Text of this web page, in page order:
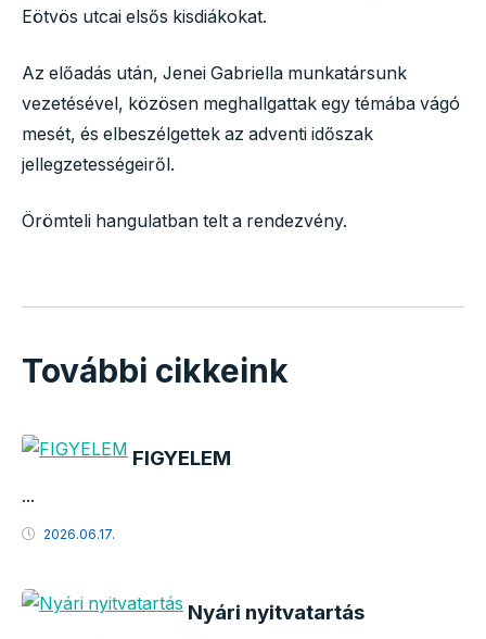
Eötvös utcai elsős kisdiákokat.
Az előadás után, Jenei Gabriella munkatársunk
vezetésével, közösen meghallgattak egy témába vágó
mesét, és elbeszélgettek az adventi időszak
jellegzetességeiről.
Örömteli hangulatban telt a rendezvény.
További cikkeink
FIGYELEM
...
2026.06.17.
Nyári nyitvatartás